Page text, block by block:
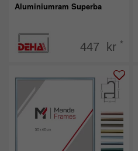
Aluminiumram Superba
447 kr *